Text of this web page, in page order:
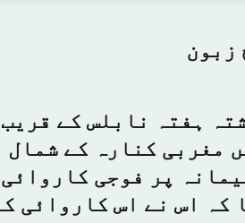
زبون
ہفتہ نابلس کے
مغربی کنارہ کے شمال
پر فوجی
کہ اس نے اس کاروائی